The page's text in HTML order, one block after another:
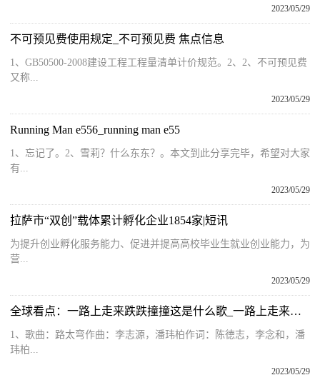
2023/05/29
不可预见费使用规定_不可预见费 焦点信息
1、GB50500-2008建设工程工程量清单计价规范。2、2、不可预见费
又称...
2023/05/29
Running Man e556_running man e55
1、忘记了。2、雪莉？什么东东？。本文到此分享完毕，希望对大家
有...
2023/05/29
拉萨市“双创”载体累计孵化企业1854家|短讯
为提升创业孵化服务能力、促进并提高高校毕业生就业创业能力，为
营...
2023/05/29
全球看点：一路上走来跌跌撞撞这是什么歌_一路上走来跌跌撞撞是什么歌的歌词
1、歌曲：路太弯作曲：李志源，潘玮柏作词：陈徳志，李念和，潘
玮柏...
2023/05/29